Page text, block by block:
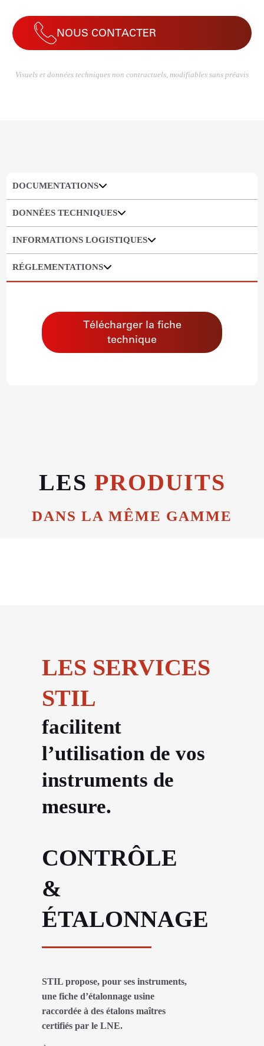
NOUS CONTACTER
Visuels et données techniques non contractuels, modifiables sans préavis
DOCUMENTATIONS
DONNÉES TECHNIQUES
INFORMATIONS LOGISTIQUES
RÉGLEMENTATIONS
Télécharger la fiche
technique
LES PRODUITS
DANS LA MÊME GAMME
LES SERVICES
STIL
facilitent
l’utilisation de vos
instruments de
mesure.
CONTRÔLE
&
ÉTALONNAGE
STIL propose, pour ses instruments,
une fiche d’étalonnage usine
raccordée à des étalons maîtres
certifiés par le LNE.